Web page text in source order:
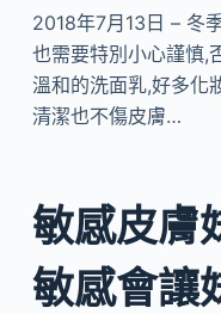
2018年7月13日 – 冬
也需要特別小心謹慎,
溫和的洗面乳,好多化
清潔也不傷皮膚…
敏感皮膚
敏感會讓